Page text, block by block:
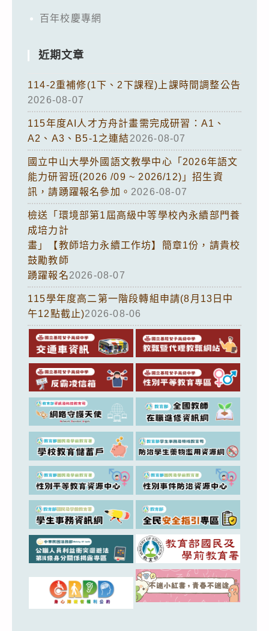
百年校慶專網
近期文章
114-2重補修(1下、2下課程)上課時間調整公告
2026-08-07
115年度AI人才方舟計畫需完成研習：A1、
A2、A3、B5-1之連結2026-08-07
國立中山大學外國語文教學中心「2026年語文
能力研習班(2026 /09 ~ 2026/12)」招生資
訊，請踴躍報名參加。 2026-08-07
檢送「環境部第1屆高級中等學校內永續部門養
成培力計
畫」【教師培力永續工作坊】簡章1份，請貴校
鼓勵教師
踴躍報名2026-08-07
115學年度高二第一階段轉組申請(8月13日中
午12點截止)2026-08-06